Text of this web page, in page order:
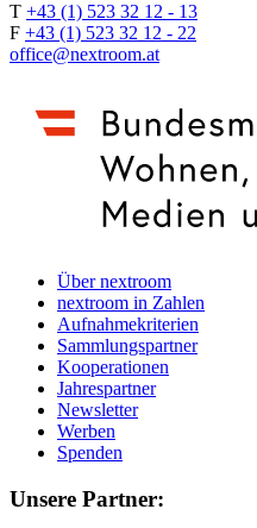
T +43 (1) 523 32 12 - 13
F +43 (1) 523 32 12 - 22
office@nextroom.at
Über nextroom
nextroom in Zahlen
Aufnahmekriterien
Sammlungspartner
Kooperationen
Jahrespartner
Newsletter
Werben
Spenden
Unsere Partner: